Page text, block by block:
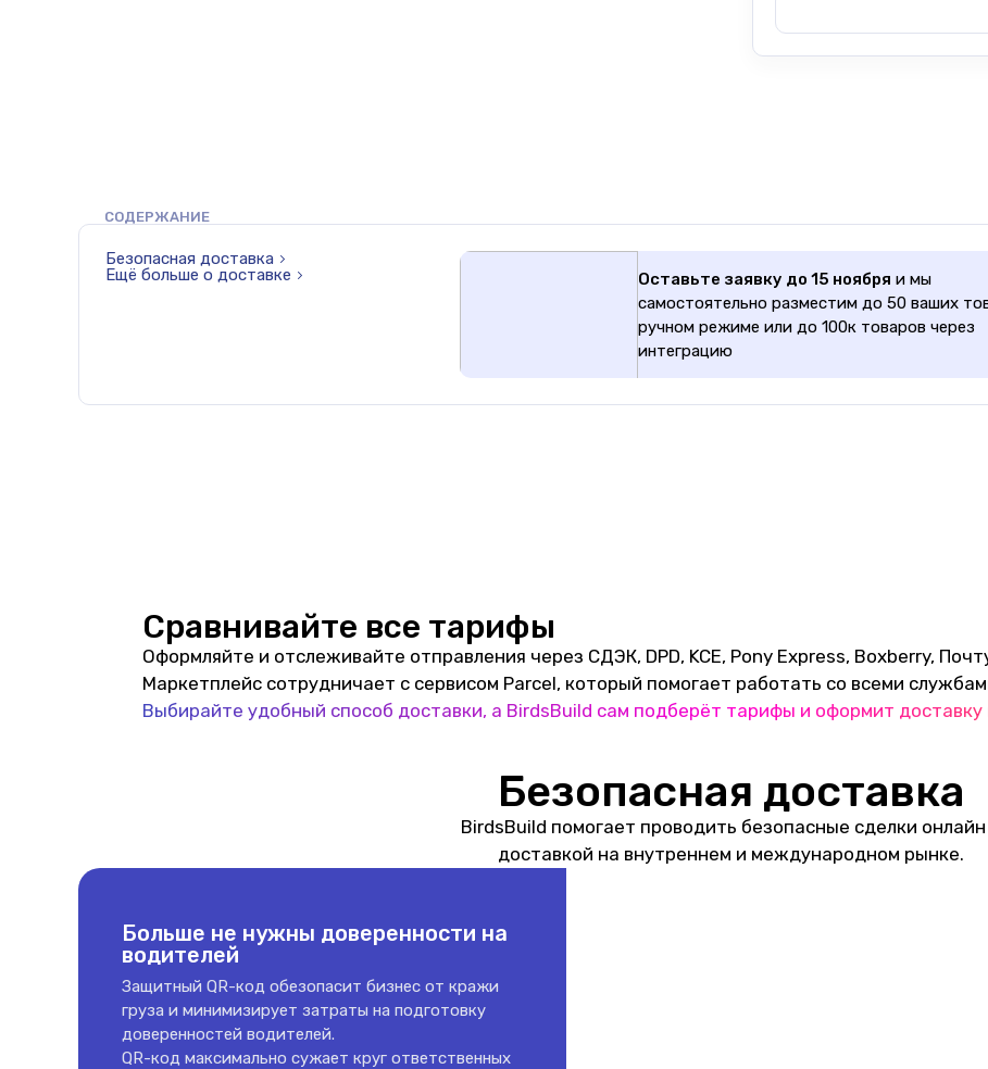
СОДЕРЖАНИЕ
Безопасная доставка
Ещё больше о доставке
Оставьте заявку до 15 ноября и мы
самостоятельно разместим до 50 ваших
ручном режиме или до 100к товаров через
интеграцию
Сравнивайте все тарифы
Оформляйте и отслеживайте отправления через СДЭК, DPD, KCE, Pony Express, Boxberry,
Маркетплейс сотрудничает с сервисом Parcel, который помогает работать со всеми
Выбирайте удобный способ доставки, а BirdsBuild сам подберёт тарифы и оформит доставку
Безопасная доставка
BirdsBuild помогает проводить безопасные сделки онлайн
доставкой на внутреннем и международном рынке.
Больше не нужны доверенности на
водителей
Защитный QR-код обезопасит бизнес от кражи
груза и минимизирует затраты на подготовку
доверенностей водителей.
QR-код максимально сужает круг ответственных